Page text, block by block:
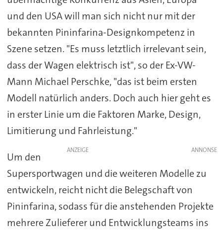
und den USA will man sich nicht nur mit der
bekannten Pininfarina-Designkompetenz in
Szene setzen. "Es muss letztlich irrelevant sein,
dass der Wagen elektrisch ist", so der Ex-VW-
Mann Michael Perschke, "das ist beim ersten
Modell natürlich anders. Doch auch hier geht es
in erster Linie um die Faktoren Marke, Design,
Limitierung und Fahrleistung."
ANZEIGE
Um den
Supersportwagen und die weiteren Modelle zu
entwickeln, reicht nicht die Belegschaft von
Pininfarina, sodass für die anstehenden Projekte
mehrere Zulieferer und Entwicklungsteams ins